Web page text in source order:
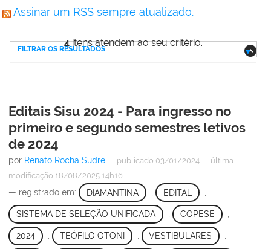
Assinar um RSS sempre atualizado.
4itens atendem ao seu critério.
FILTRAR OS RESULTADOS
Editais Sisu 2024 - Para ingresso no
primeiro e segundo semestres letivos
de 2024
por Renato Rocha Sudre — publicado 03/01/2024 — última
modificação 18/08/2025 14h16
— registrado em: DIAMANTINA EDITAL
SISTEMA DE SELEÇÃO UNIFICADA , COPESE ,
2024 TEÓFILO OTONI VESTIBULARES